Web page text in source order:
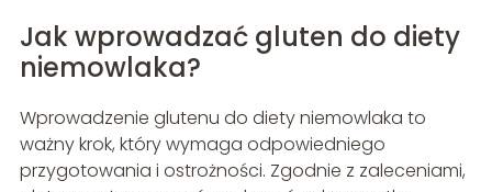
Jak wprowadzać gluten do diety
niemowlaka?
Wprowadzenie glutenu do diety niemowlaka to
ważny krok, który wymaga odpowiedniego
przygotowania i ostrożności. Zgodnie z zaleceniami,